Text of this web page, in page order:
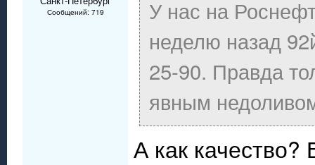
Сообщений: 719
У нас на
неделю назад
25-90. Правда
явным
А как